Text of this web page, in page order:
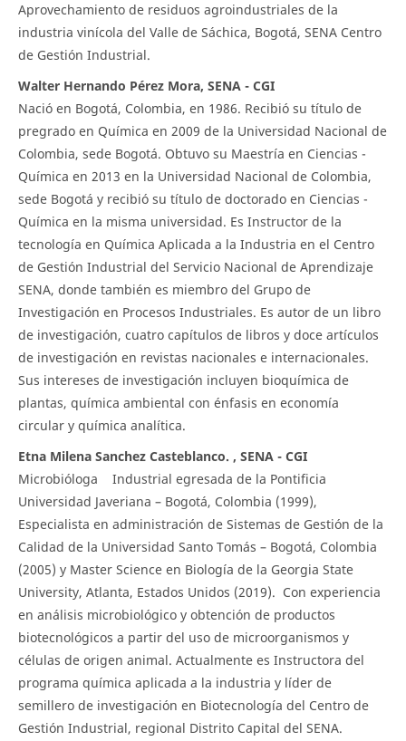
Aprovechamiento de residuos agroindustriales de la
industria vinícola del Valle de Sáchica, Bogotá, SENA Centro
de Gestión Industrial.
Walter Hernando Pérez Mora, SENA - CGI
Nació en Bogotá, Colombia, en 1986. Recibió su título de
pregrado en Química en 2009 de la Universidad Nacional de
Colombia, sede Bogotá. Obtuvo su Maestría en Ciencias -
Química en 2013 en la Universidad Nacional de Colombia,
sede Bogotá y recibió su título de doctorado en Ciencias -
Química en la misma universidad. Es Instructor de la
tecnología en Química Aplicada a la Industria en el Centro
de Gestión Industrial del Servicio Nacional de Aprendizaje
SENA, donde también es miembro del Grupo de
Investigación en Procesos Industriales. Es autor de un libro
de investigación, cuatro capítulos de libros y doce artículos
de investigación en revistas nacionales e internacionales.
Sus intereses de investigación incluyen bioquímica de
plantas, química ambiental con énfasis en economía
circular y química analítica.
Etna Milena Sanchez Casteblanco. , SENA - CGI
Microbióloga Industrial egresada de la Pontificia
Universidad Javeriana – Bogotá, Colombia (1999),
Especialista en administración de Sistemas de Gestión de la
Calidad de la Universidad Santo Tomás – Bogotá, Colombia
(2005) y Master Science en Biología de la Georgia State
University, Atlanta, Estados Unidos (2019). Con experiencia
en análisis microbiológico y obtención de productos
biotecnológicos a partir del uso de microorganismos y
células de origen animal. Actualmente es Instructora del
programa química aplicada a la industria y líder de
semillero de investigación en Biotecnología del Centro de
Gestión Industrial, regional Distrito Capital del SENA.